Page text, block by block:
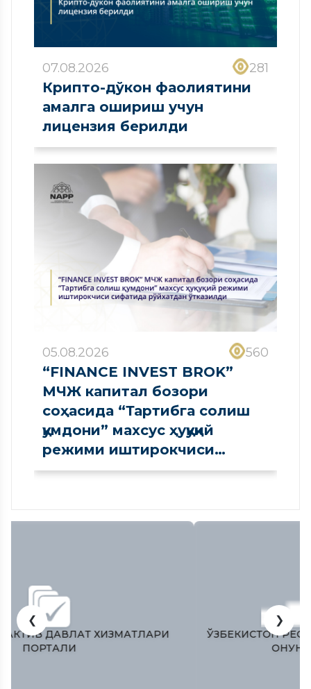
07.08.2026 281
Крипто-дўкон фаолиятини
амалга ошириш учун
лицензия берилди
05.08.2026 560
“FINANCE INVEST BROK”
МЧЖ капитал бозори
соҳасида “Тартибга солиш
қумдони” махсус ҳуқуқий
режими иштирокчиси
сифатида рўйхатдан
ЎЗБЕКИСТОН РЕСПУБЛИКAСИ ОЛИЙ МAЖЛИСИ
❮ ❯